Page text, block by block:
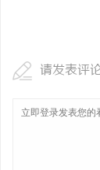
请发表评